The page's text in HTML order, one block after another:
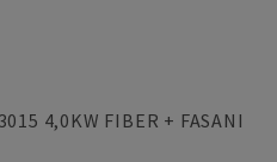
4,0KW FIBER + FASANI